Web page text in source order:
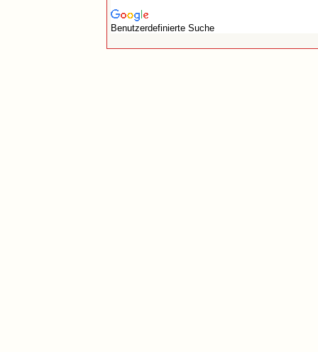
Benutzerdefinierte Suche